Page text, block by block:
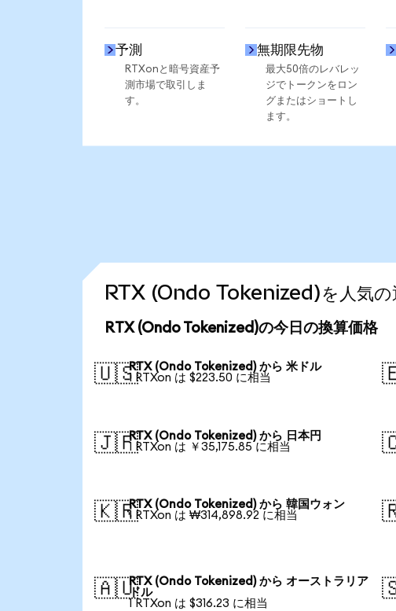
予測
RTXonと暗号資産予
測市場で取引しま
す。
無期限先物
最大50倍のレバレッ
ジでトークンをロン
グまたはショートし
ます。
RTX (Ondo Tokenized)を人気の
RTX (Ondo Tokenized)の今日の換算価格
🇺🇸RTX (Ondo Tokenized) から 米ドル
1 RTXon は $223.50 に相当
🇯🇵RTX (Ondo Tokenized) から 日本円
1 RTXon は ￥35,175.85 に相当
🇰🇷RTX (Ondo Tokenized) から 韓国ウォン
1 RTXon は ₩314,898.92 に相当
🇦🇺RTX (Ondo Tokenized) から オーストラリア
ドル
1 RTXon は $316.23 に相当